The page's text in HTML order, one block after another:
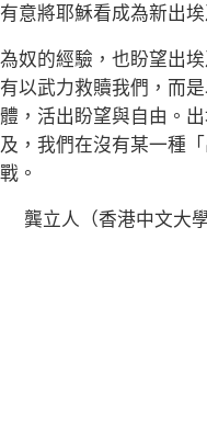
意將耶穌看成為新出
的經驗，也盼望出埃
以武力救贖我們，而
，活出盼望與自由。
，我們在沒有某一種
。
龔立人（香港中文大